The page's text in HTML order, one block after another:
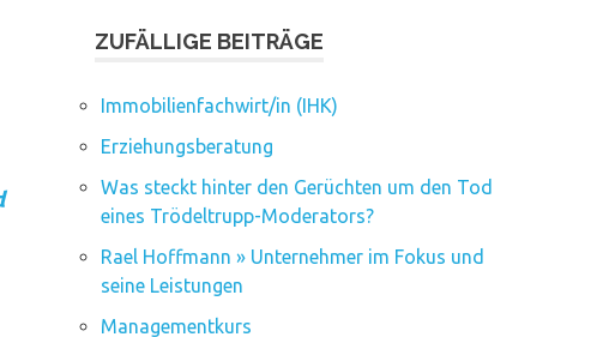
ZUFÄLLIGE BEITRÄGE
Immobilienfachwirt/in (IHK)
Erziehungsberatung
Was steckt hinter den Gerüchten um den Tod
eines Trödeltrupp-Moderators?
Rael Hoffmann » Unternehmer im Fokus und
seine Leistungen
Managementkurs